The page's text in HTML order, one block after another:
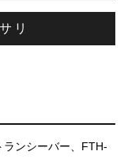
リ
ランシーバー、FTH-